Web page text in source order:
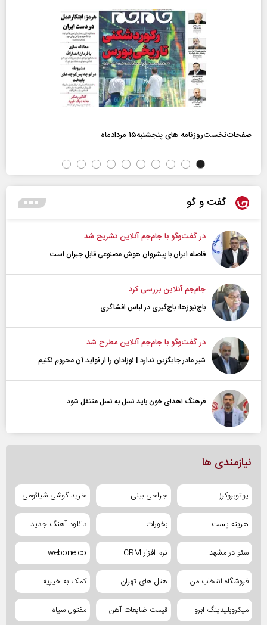
صفحات‌نخست‌روزنامه ها‌ی پنجشنبه‌۱۵ مردادماه
گفت و گو
در گفت‌و‌گو با جام‌جم آنلاین تشریح شد
فاصله ایران با پیشرو‌ان هوش مصنوعی قابل جبران است
جام‌جم آنلاین بررسی کرد
باج‌نیوزها؛ باج‌گیری در لباس افشاگری
در گفت‌و‌گو با جام‌جم آنلاین مطرح شد
شیر مادر جایگزین ندارد | نوزادان را از فواید آن محروم نکنیم
فرهنگ اهدای خون باید نسل به نسل منتقل شود
نیازمندی ها
یوتوبروکرز جراحی بینی خرید گوشی شیائومی
هزینه پست بخورات دانلود آهنگ جدید
سئو در مشهد نرم افزار CRM webone.co
فروشگاه انتخاب من هتل های تهران کمک به خیریه
میکروبلیدینگ ابرو قیمت ضایعات آهن مفتول سیاه